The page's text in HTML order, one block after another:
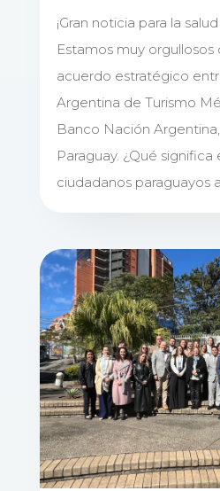
¡Gran noticia para la
Estamos muy orgullosos
acuerdo estratégico
Argentina de Turismo
Banco Nación
Paraguay. ¿Qué
ciudadanos paraguayos